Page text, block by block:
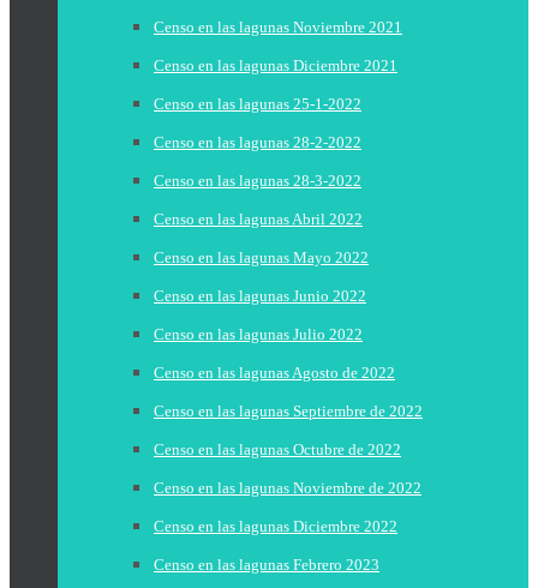
Censo en las lagunas Noviembre 2021
Censo en las lagunas Diciembre 2021
Censo en las lagunas 25-1-2022
Censo en las lagunas 28-2-2022
Censo en las lagunas 28-3-2022
Censo en las lagunas Abril 2022
Censo en las lagunas Mayo 2022
Censo en las lagunas Junio 2022
Censo en las lagunas Julio 2022
Censo en las lagunas Agosto de 2022
Censo en las lagunas Septiembre de 2022
Censo en las lagunas Octubre de 2022
Censo en las lagunas Noviembre de 2022
Censo en las lagunas Diciembre 2022
Censo en las lagunas Febrero 2023